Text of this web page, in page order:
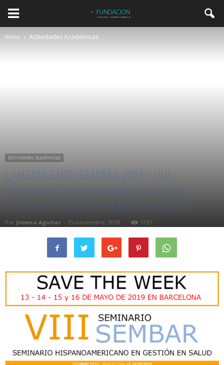
Inicio Actividades Académicas
Actividades Académicas
LANZAMIENTO SEMBAR 2019 – VIII
SEMINARIO HISPANOAMERICANO EN
GESTIÓN EN SALUD – BARCELONA 2019
Por Jimena Aguilar - 15 noviembre, 2018 1137